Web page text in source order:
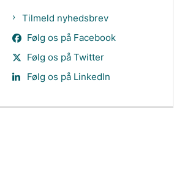
Tilmeld nyhedsbrev
Følg os på Facebook
Følg os på Twitter
Følg os på LinkedIn